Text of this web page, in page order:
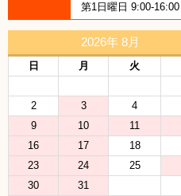
第1日曜日 9:00-16:00
2026年 8月
日 月 火
2
3 4
9
10 11
16
17 18
23
24 25
30
31